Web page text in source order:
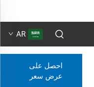
AR
احصل على
عرض سعر